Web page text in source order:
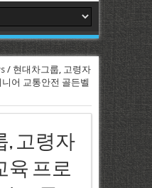
/ 현대차그룹, 고령자
어 교통안전 골든벨
, 고령자
육 프로